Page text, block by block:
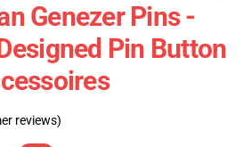
Genezer Pins -
Pin Button
reviews)